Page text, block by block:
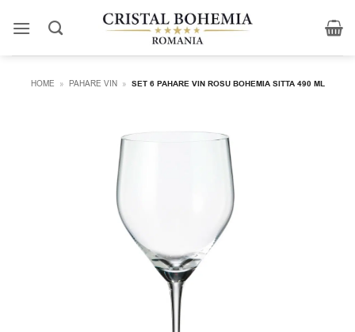
HOME » PAHARE VIN » SET 6 PAHARE VIN ROSU BOHEMIA SITTA 490 ML